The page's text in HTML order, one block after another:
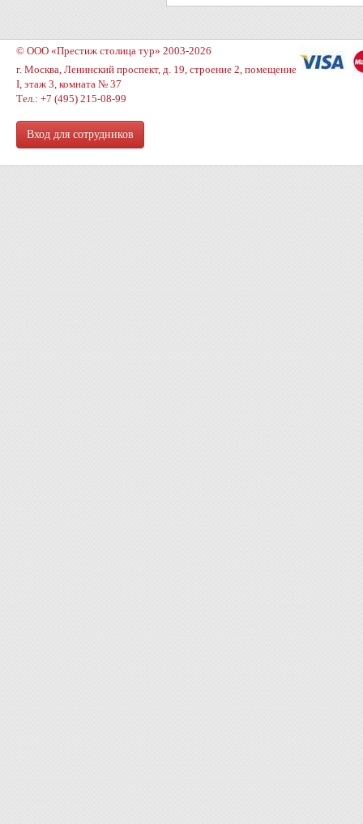
© ООО «Престиж столица тур» 2003-2026
г. Москва, Ленинский проспект, д. 19, строение 2, помещение
I, этаж 3, комната № 37
Тел.: +7 (495) 215-08-99
Вход для сотрудников